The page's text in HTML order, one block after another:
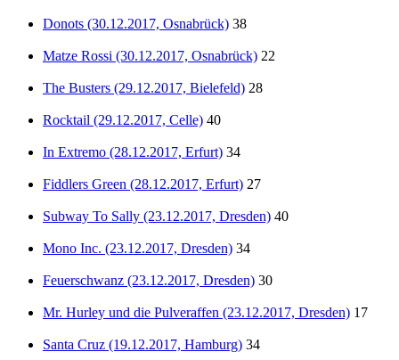
Donots (30.12.2017, Osnabrück) 38
Matze Rossi (30.12.2017, Osnabrück) 22
The Busters (29.12.2017, Bielefeld) 28
Rocktail (29.12.2017, Celle) 40
In Extremo (28.12.2017, Erfurt) 34
Fiddlers Green (28.12.2017, Erfurt) 27
Subway To Sally (23.12.2017, Dresden) 40
Mono Inc. (23.12.2017, Dresden) 34
Feuerschwanz (23.12.2017, Dresden) 30
Mr. Hurley und die Pulveraffen (23.12.2017, Dresden) 17
Santa Cruz (19.12.2017, Hamburg) 34